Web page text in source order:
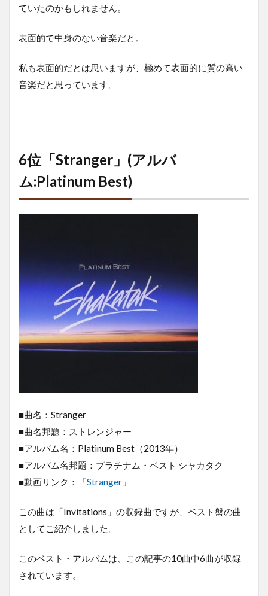
ていたのかもしれません。
表面的で中身のない音楽だと。
私も表面的だとは思いますが、極めて表面的に質の高い
音楽だと思っています。
6位「Stranger」(アルバ
ム:Platinum Best)
■曲名：Stranger
■曲名邦題：ストレンジャー
■アルバム名：Platinum Best（2013年）
■アルバム名邦題：プラチナム・ベスト シャカタク
■動画リンク：
「Stranger」
この曲は「Invitations」の収録曲ですが、ベスト盤の曲
としてご紹介しました。
このベスト・アルバムは、この記事の10曲中6曲が収録
されています。